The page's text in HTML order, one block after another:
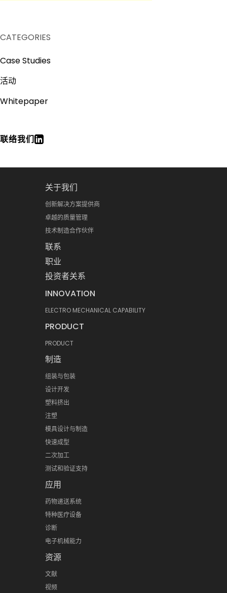
CATEGORIES
Case Studies
活动
Whitepaper
联络我们
关于我们
创新解决方案提供商
卓越的质量管理
技术制造合作伙伴
联系
职业
投资者关系
INNOVATION
ELECTRO MECHANICAL CAPABILITY
PRODUCT
PRODUCT
制造
组装与包装
设计开发
塑料挤出
注塑
模具设计与制造
快速成型
二次加工
测试和验证支持
应用
药物递送系统
特种医疗设备
诊断
电子机械能力
资源
文献
视频